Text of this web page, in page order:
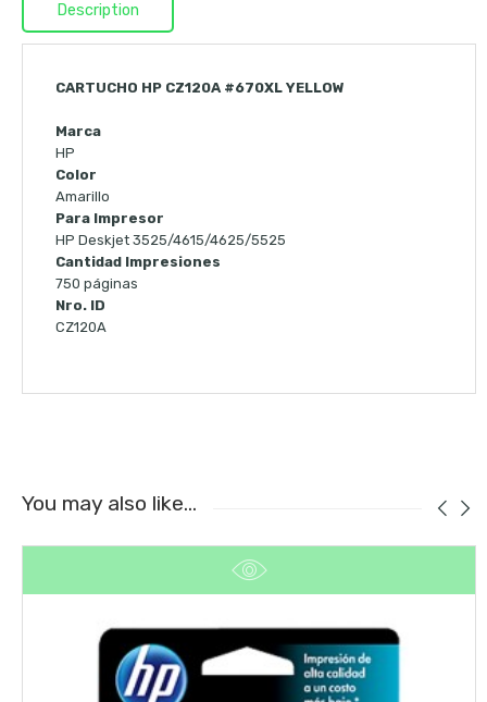
Description
CARTUCHO HP CZ120A #670XL YELLOW
Marca
HP
Color
Amarillo
Para Impresor
HP Deskjet 3525/4615/4625/5525
Cantidad Impresiones
750 páginas
Nro. ID
CZ120A
You may also like…